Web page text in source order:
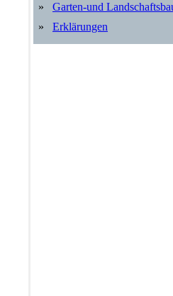
»
Garten-und
»
Erklärungen